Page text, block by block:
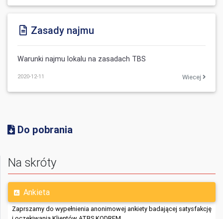
Zasady najmu
Warunki najmu lokalu na zasadach TBS
Wiecej
2020-12-11
Do pobrania
Na skróty
Ankieta
Zaprszamy do wypełnienia anonimowej ankiety badającej satysfakcję